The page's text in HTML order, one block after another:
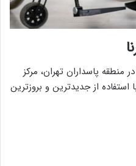
منطقه پاسداران تهران، مرکز
استفاده از جدیدترین و بروزترین